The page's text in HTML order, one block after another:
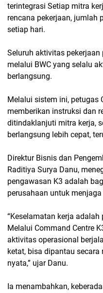
terintegrasi Setiap mitra
rencana pekerjaan, jumlah
setiap hari.
Seluruh aktivitas
melalui BWC yang selalu
berlangsung.
Melalui sistem ini, petugas
memberikan instruksi dan
ditindaklanjuti mitra kerja,
berlangsung lebih cepat,
Direktur Bisnis dan
Raditiya Surya Danu,
pengawasan K3 adalah
perusahaan untuk
“Keselamatan kerja
Melalui Command Centre
aktivitas operasional
ketat, bisa dipantau secara
nyata,” ujar Danu.
Ia menambahkan,